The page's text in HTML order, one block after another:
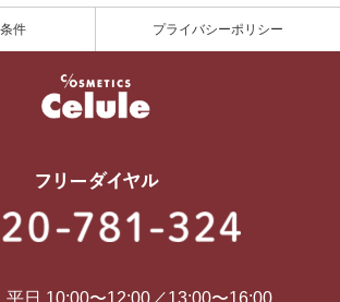
件 プライバシーポリシー
平日 10:00〜12:00／13:00〜16:00